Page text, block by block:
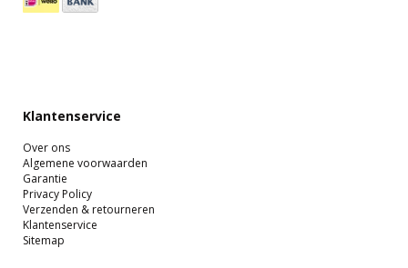
Klantenservice
Over ons
Algemene voorwaarden
Garantie
Privacy Policy
Verzenden & retourneren
Klantenservice
Sitemap